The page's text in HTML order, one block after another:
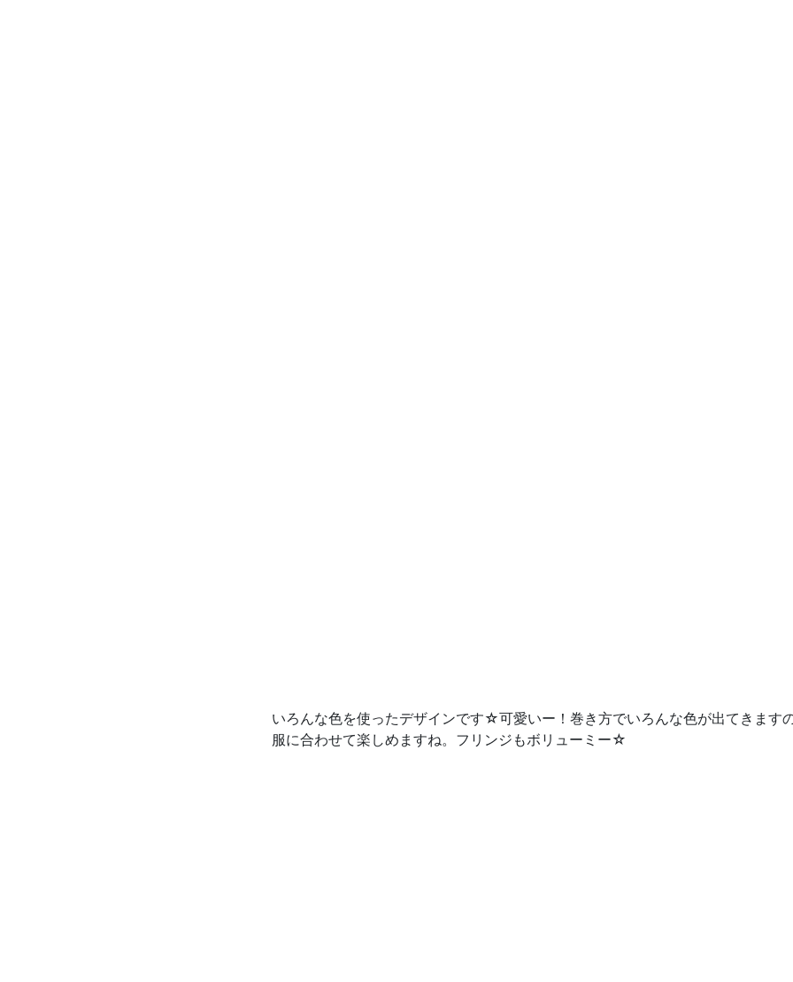
いろんな色を使ったデザインです☆可愛いー！巻き方でいろんな色が出てきます
服に合わせて楽しめますね。フリンジもボリューミー☆